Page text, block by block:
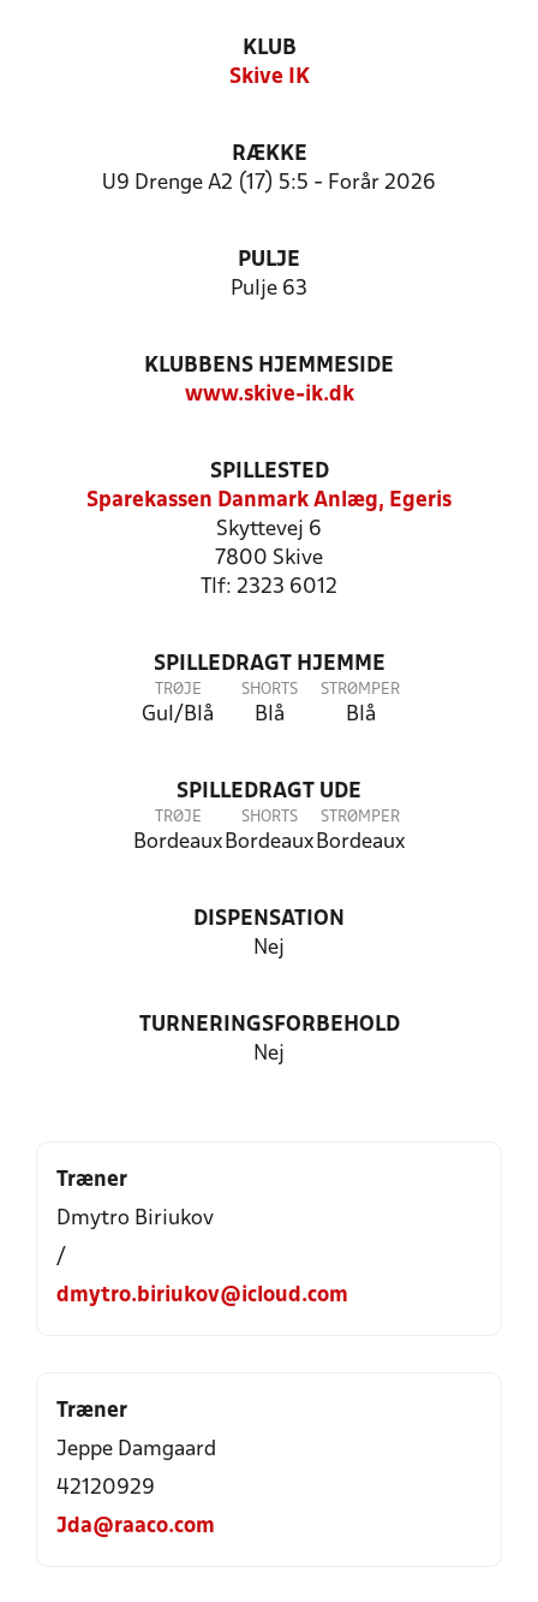
KLUB
Skive IK
RÆKKE
U9 Drenge A2 (17) 5:5 - Forår 2026
PULJE
Pulje 63
KLUBBENS HJEMMESIDE
www.skive-ik.dk
SPILLESTED
Sparekassen Danmark Anlæg, Egeris
Skyttevej 6
7800 Skive
Tlf: 2323 6012
SPILLEDRAGT HJEMME
TRØJE
Gul/Blå
SHORTS
Blå
STRØMPER
Blå
SPILLEDRAGT UDE
TRØJE
Bordeaux
SHORTS
Bordeaux
STRØMPER
Bordeaux
DISPENSATION
Nej
TURNERINGSFORBEHOLD
Nej
Træner
Dmytro Biriukov
/
dmytro.biriukov@icloud.com
Træner
Jeppe Damgaard
42120929
Jda@raaco.com